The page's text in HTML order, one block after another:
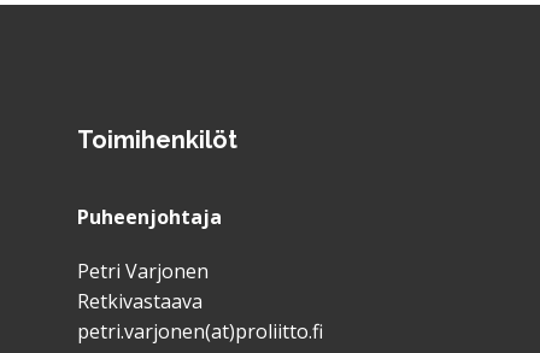
Toimihenkilöt
Puheenjohtaja
Petri Varjonen
Retkivastaava
petri.varjonen(at)proliitto.fi